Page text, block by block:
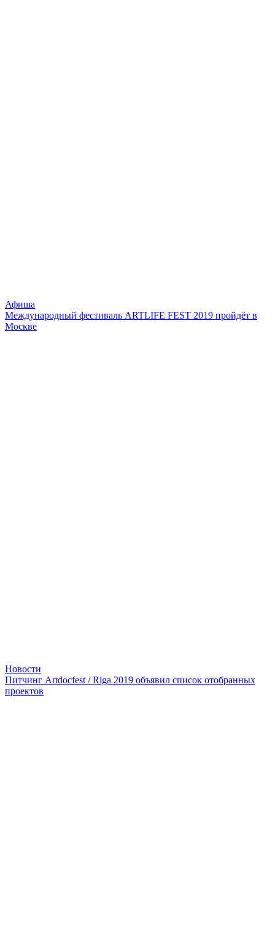
Афиша
Международный фестиваль ARTLIFE FEST 2019 пройдёт в
Москве
Новости
Питчинг Artdocfest / Riga 2019 объявил список отобранных
проектов